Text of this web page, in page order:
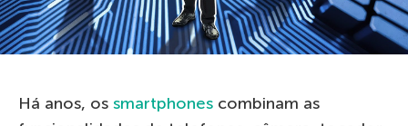
Há anos, os smartphones combinam as